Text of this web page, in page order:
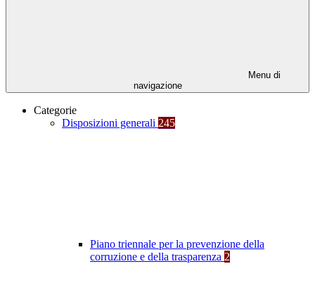
Menu di
navigazione
Categorie
Disposizioni generali 245
Piano triennale per la prevenzione della
corruzione e della trasparenza 2